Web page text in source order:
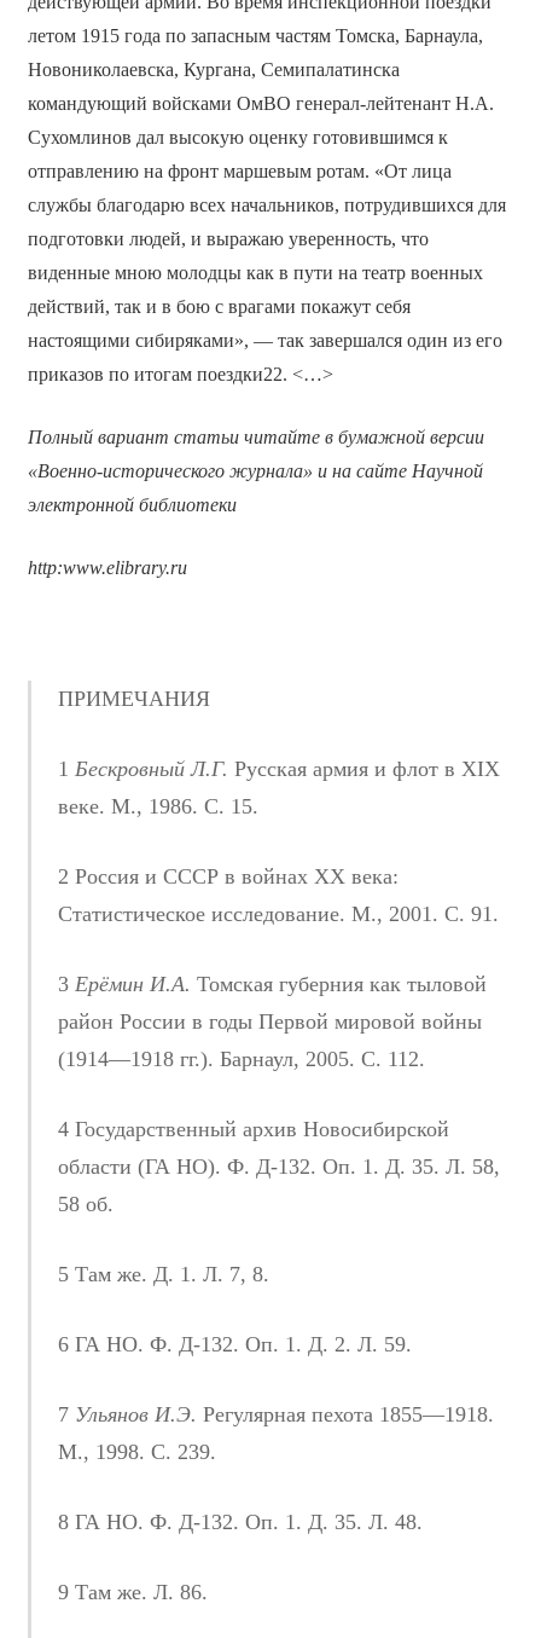
летом 1915 года по запасным частям Томска, Барнаула,
Новониколаевска, Кургана, Семипалатинска
командующий войсками ОмВО генерал-лейтенант Н.А.
Сухомлинов дал высокую оценку готовившимся к
отправлению на фронт маршевым ротам. «От лица
службы благодарю всех начальников, потрудившихся для
подготовки людей, и выражаю уверенность, что
виденные мною молодцы как в пути на театр военных
действий, так и в бою с врагами покажут себя
настоящими сибиряками», — так завершался один из его
приказов по итогам поездки22. <…>
Полный вариант статьи читайте в бумажной версии
«Военно-исторического журнала» и на сайте Научной
электронной библиотеки
http:www.elibrary.ru
ПРИМЕЧАНИЯ
1 Бескровный Л.Г. Русская армия и флот в XIX
веке. М., 1986. С. 15.
2 Россия и СССР в войнах ХХ века:
Статистическое исследование. М., 2001. С. 91.
3 Ерёмин И.А. Томская губерния как тыловой
район России в годы Первой мировой войны
(1914—1918 гг.). Барнаул, 2005. С. 112.
4 Государственный архив Новосибирской
области (ГА НО). Ф. Д-132. Оп. 1. Д. 35. Л. 58,
58 об.
5 Там же. Д. 1. Л. 7, 8.
6 ГА НО. Ф. Д-132. Оп. 1. Д. 2. Л. 59.
7 Ульянов И.Э. Регулярная пехота 1855—1918.
М., 1998. С. 239.
8 ГА НО. Ф. Д-132. Оп. 1. Д. 35. Л. 48.
9 Там же. Л. 86.